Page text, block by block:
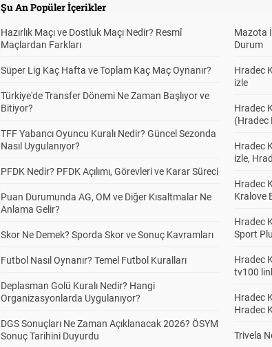
Şu An Popüler İçerikler
Hazırlık Maçı ve Dostluk Maçı Nedir? Resmî
Maçlardan Farkları
Süper Lig Kaç Hafta ve Toplam Kaç Maç Oynanır?
Türkiye'de Transfer Dönemi Ne Zaman Başlıyor ve
Bitiyor?
TFF Yabancı Oyuncu Kuralı Nedir? Güncel Sezonda
Nasıl Uygulanıyor?
PFDK Nedir? PFDK Açılımı, Görevleri ve Karar Süreci
Puan Durumunda AG, OM ve Diğer Kısaltmalar Ne
Anlama Gelir?
Skor Ne Demek? Sporda Skor ve Sonuç Kavramları
Futbol Nasıl Oynanır? Temel Futbol Kuralları
Deplasman Golü Kuralı Nedir? Hangi
Organizasyonlarda Uygulanıyor?
DGS Sonuçları Ne Zaman Açıklanacak 2026? ÖSYM
Sonuç Tarihini Duyurdu
Mazota
Durum
Hradec
izle
Hradec
(Hradec
Hradec
izle,
Hradec
Kralove
Hradec
Sport
Hradec
tv100
Hradec
Hradec
Trivela